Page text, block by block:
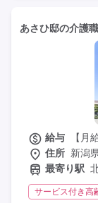
あさひ邸の介護
給与
【月
住所 新潟
最寄り駅
サービス付き高